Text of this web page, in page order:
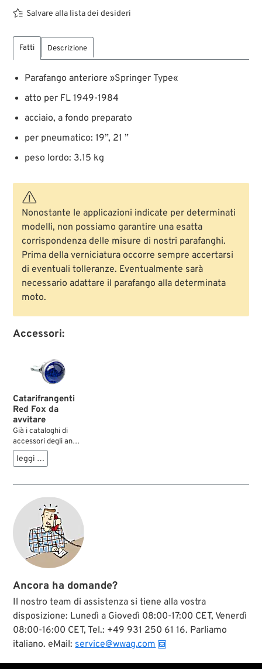
Salvare alla lista dei desideri
Fatti Descrizione
Parafango anteriore »Springer Type«
atto per FL 1949-1984
acciaio, a fondo preparato
per pneumatico: 19”, 21 ”
peso lordo: 3.15 kg
Nonostante le applicazioni indicate per determinati
modelli, non possiamo garantire una esatta
corrispondenza delle misure di nostri parafanghi.
Prima della verniciatura occorre sempre accertarsi
di eventuali tolleranze. Eventualmente sarà
necessario adattare il parafango alla determinata
moto.
Accessori:
Catarifrangenti
Red Fox da
avvitare
Già i cataloghi di
accessori degli anni
’30 contenevano
rifrangenti per scopi
sono rimasti popolari
potevano infatti
fissare un po’
dappertutto sulla
moto per dare un
poco di lustro in più.
La nostra gamma di
catarifrangenti Red
Fox comprende vari
tipi per diversi
impieghi, ognuno in
più d’un colore. Si
tratta di riproduzioni
autentiche
dell’epoca, con
e giuste nei dettagli.
leggi …
Ancora ha domande?
Il nostro team di assistenza si tiene alla vostra
disposizione: Lunedì a Giovedì 08:00-17:00 CET, Venerdì
08:00-16:00 CET, Tel.: +49 931 250 61 16. Parliamo
italiano. eMail:service@wwag.com